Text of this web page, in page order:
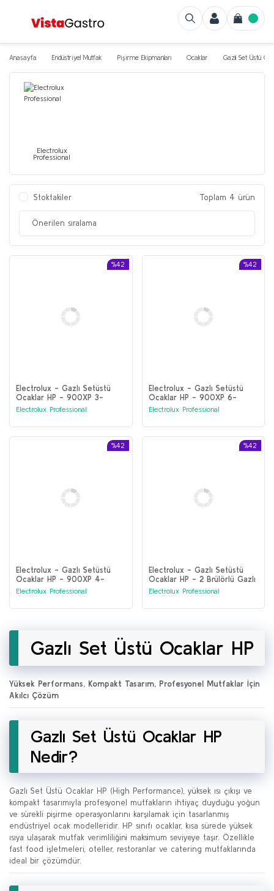
Anasayfa Endüstriyel Mutfak Pişirme Ekipmanları Ocaklar Gazlı Set Üstü
Electrolux
Professional
Stoktakiler Toplam 4 ürün
%42
Electrolux - Gazlı Setüstü
Ocaklar HP - 900XP 3-
Brülörlü Gazlı Kaynatma Üstü
Electrolux Professional
%42
Electrolux - Gazlı Setüstü
Ocaklar HP - 900XP 6-
Brülörlü Gazlı Kaynatma Üstü
Electrolux Professional
%42
Electrolux - Gazlı Setüstü
Ocaklar HP - 900XP 4-
Brülörlü Gazlı Kaynatma Üstü
Electrolux Professional
%42
Electrolux - Gazlı Setüstü
Ocaklar HP - 2 Brülörlü Gazlı
Kazan Üstü 400 MM
Electrolux Professional
Gazlı Set Üstü Ocaklar HP
Yüksek Performans, Kompakt Tasarım, Profesyonel Mutfaklar İçin
Akılcı Çözüm
Gazlı Set Üstü Ocaklar HP
Nedir?
Gazlı Set Üstü Ocaklar HP (High Performance), yüksek ısı çıkışı ve
kompakt tasarımıyla profesyonel mutfakların ihtiyaç duyduğu yoğun
ve sürekli pişirme operasyonlarını karşılamak için tasarlanmış
endüstriyel ocak modelleridir. HP sınıfı ocaklar, kısa sürede yüksek
ısıya ulaşarak mutfak verimliliğini maksimum seviyeye taşır. Özellikle
fast food işletmeleri, oteller, restoranlar ve catering mutfaklarında
ideal bir çözümdür.